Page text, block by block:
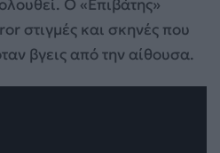
Ο «Επιβάτης»
στιγμές και σκηνές που
βγεις από την αίθουσα.